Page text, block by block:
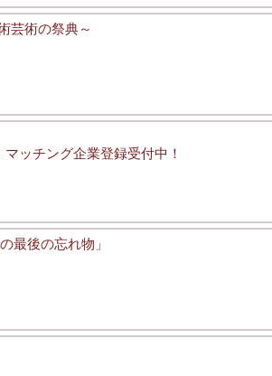
芸術の祭典～
ッチング企業登録受付中！
最後の忘れ物」